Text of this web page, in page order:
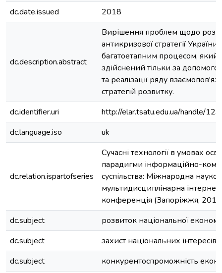
dc.date.issued
2018
dc.description.abstract
Вирішення проблем щодо
антикризової стратегії України
багатоетапним процесом,
здійснений тільки за
та реалізації ряду
стратегій розвитку.
dc.identifier.uri
http://elar.tsatu.edu.ua/handle/
dc.language.iso
uk
dc.relation.ispartofseries
Сучасні технології в умовах
парадигми інформаційно-
суспільства: Міжнародна
мультидисциплінарна
конференція (Запоріжжя,
dc.subject
розвиток національної
dc.subject
захист національних інтересів
dc.subject
конкурентоспроможність